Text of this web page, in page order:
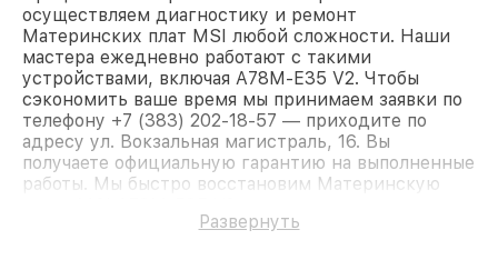
осуществляем диагностику и ремонт
Материнских плат MSI любой сложности. Наши
мастера ежедневно работают с такими
устройствами, включая A78M-E35 V2. Чтобы
сэкономить ваше время мы принимаем заявки по
телефону +7 (383) 202-18-57 — приходите по
адресу ул. Вокзальная магистраль, 16. Вы
получаете официальную гарантию на выполненные
работы. Мы быстро восстановим Материнскую
Развернуть